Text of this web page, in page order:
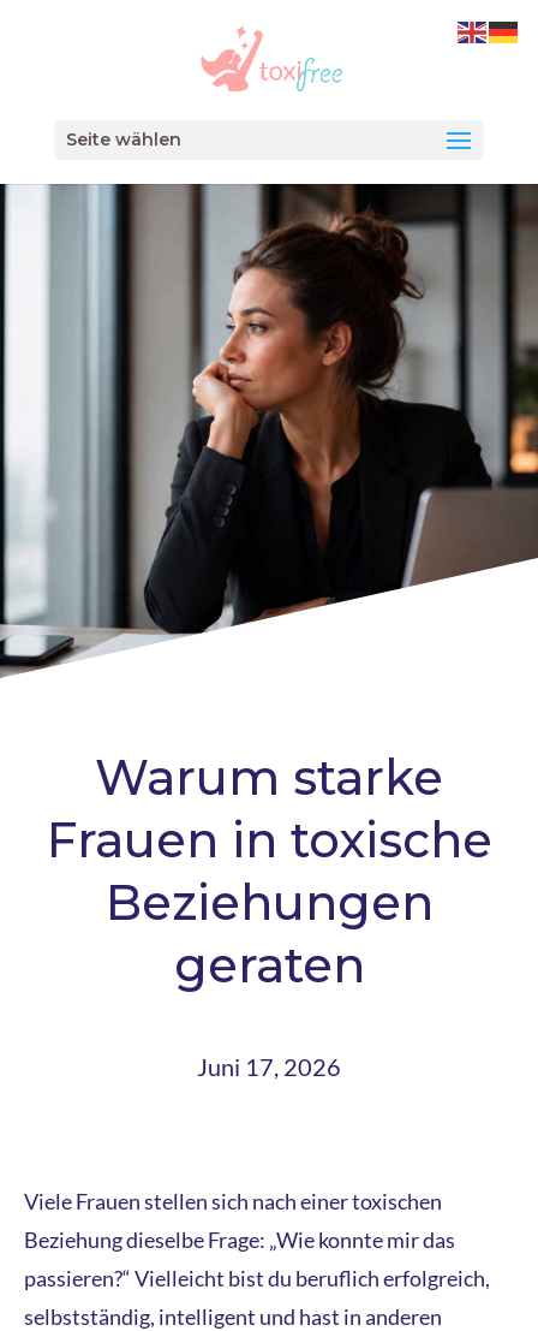
Seite wählen
Warum starke
Frauen in toxische
Beziehungen
geraten
Juni 17, 2026
Viele Frauen stellen sich nach einer toxischen
Beziehung dieselbe Frage: „Wie konnte mir das
passieren?“ Vielleicht bist du beruflich erfolgreich,
selbstständig, intelligent und hast in anderen